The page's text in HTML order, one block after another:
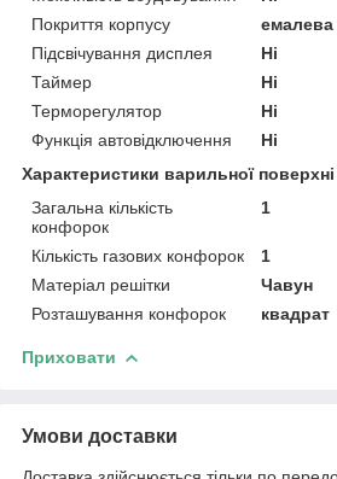
Покриття корпусу
Підсвічування дисплея
Ні
Таймер
Ні
Терморегулятор
Ні
Функція автовідключення
Ні
Характеристики варильної поверхні
Загальна кількість
конфорок
1
Кількість газових конфорок
1
Матеріал решітки
Чавун
Розташування конфорок
квадрат
Приховати
Умови доставки